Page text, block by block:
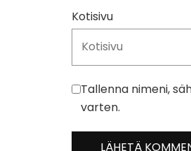
Kotisivu
Tallenna nimeni,
varten.